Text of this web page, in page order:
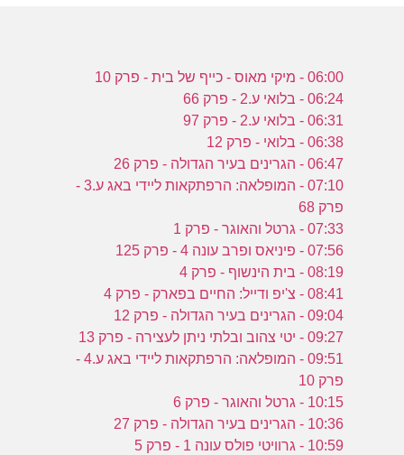
06:00 - מיקי מאוס - כייף של בית - פרק 10
06:24 - בלואי ע.2 - פרק 66
06:31 - בלואי ע.2 - פרק 97
06:38 - בלואי - פרק 12
06:47 - הגרינים בעיר הגדולה - פרק 26
07:10 - המופלאה: הרפתקאות ליידי באג ע.3 -
פרק 68
07:33 - גרטל והאוגר - פרק 1
07:56 - פיניאס ופרב עונה 4 - פרק 125
08:19 - בית הינשוף - פרק 4
08:41 - צ'יפ ודייל: החיים בפארק - פרק 4
09:04 - הגרינים בעיר הגדולה - פרק 12
09:27 - יטי צהוב ובלתי ניתן לעצירה - פרק 13
09:51 - המופלאה: הרפתקאות ליידי באג ע.4 -
פרק 10
10:15 - גרטל והאוגר - פרק 6
10:36 - הגרינים בעיר הגדולה - פרק 27
10:59 - גרוויטי פולס עונה 1 - פרק 5